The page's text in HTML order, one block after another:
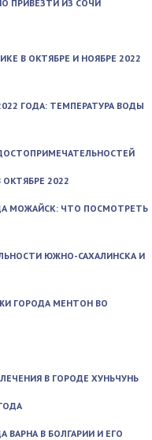
ПРИВЕЗТИ ИЗ СОЧИ
В ОКТЯБРЕ И НОЯБРЕ 2022
ГОДА: ТЕМПЕРАТУРА ВОДЫ
2022
МОЖАЙСК: ЧТО ПОСМОТРЕТЬ
ЮЖНО-САХАЛИНСКА И
ГОРОДА МЕНТОН ВО
В ГОРОДЕ ХУНЬЧУНЬ
В БОЛГАРИИ И ЕГО